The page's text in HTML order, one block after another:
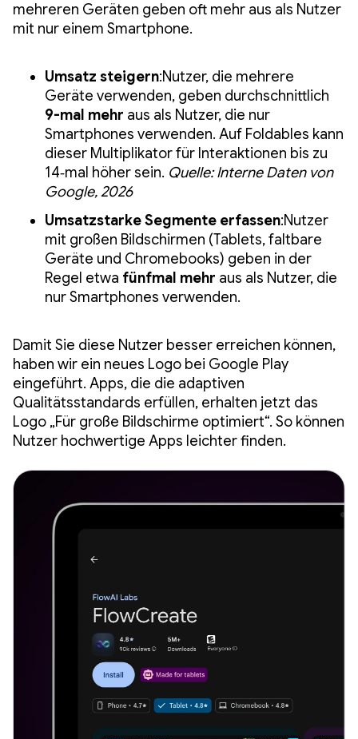
mehreren Geräten geben oft mehr aus als Nutzer
mit nur einem Smartphone.
Umsatz steigern:Nutzer, die mehrere
Geräte verwenden, geben durchschnittlich
9-mal mehr aus als Nutzer, die nur
Smartphones verwenden. Auf Foldables kann
dieser Multiplikator für Interaktionen bis zu
14‑mal höher sein. Quelle: Interne Daten von
Google, 2026
Umsatzstarke Segmente erfassen:Nutzer
mit großen Bildschirmen (Tablets, faltbare
Geräte und Chromebooks) geben in der
Regel etwa fünfmal mehr aus als Nutzer, die
nur Smartphones verwenden.
Damit Sie diese Nutzer besser erreichen können,
haben wir ein neues Logo bei Google Play
eingeführt. Apps, die die adaptiven
Qualitätsstandards erfüllen, erhalten jetzt das
Logo „Für große Bildschirme optimiert“. So können
Nutzer hochwertige Apps leichter finden.